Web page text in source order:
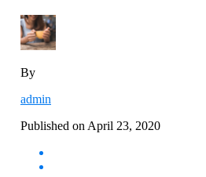
By
admin
Published on April 23, 2020